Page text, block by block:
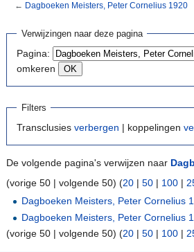
← Dagboeken Meisters, Peter Cornelius 1920
Verwijzingen naar deze pagina
Pagina:
omkeren
Filters
Transclusies verbergen | koppelingen
De volgende pagina's verwijzen naar
(vorige 50 | volgende 50) (20 | 50 | 100 |
Dagboeken Meisters, Peter Cornelius
Dagboeken Meisters, Peter Cornelius
(vorige 50 | volgende 50) (20 | 50 | 100 |